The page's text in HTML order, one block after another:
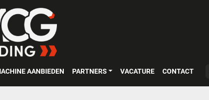
MACHINE AANBIEDEN PARTNERS VACATURE CONTACT